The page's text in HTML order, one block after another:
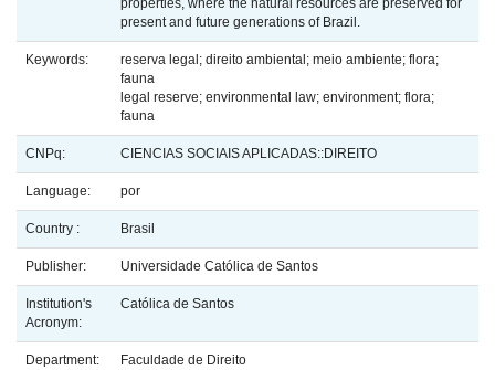
properties, where the natural resources are preserved for
present and future generations of Brazil.
Keywords:
reserva legal; direito ambiental; meio ambiente; flora;
fauna
legal reserve; environmental law; environment; flora;
fauna
CNPq: CIENCIAS SOCIAIS APLICADAS::DIREITO
Language: por
Country : Brasil
Publisher: Universidade Católica de Santos
Institution's
Acronym:
Católica de Santos
Department: Faculdade de Direito